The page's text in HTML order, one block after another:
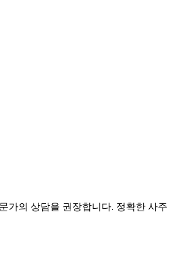
의 상담을 권장합니다. 정확한 사